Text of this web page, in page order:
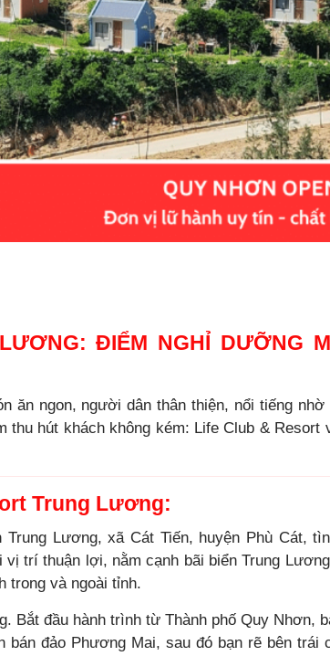
ĐIỂM NGHỈ DƯỠNG
ăn ngon, người dân thân thiện, nổi tiếng nhờ
hút khách không kém: Life Club & Resort
Trung Lương:
Lương, xã Cát Tiến, huyện Phù Cát,
trí thuận lợi, nằm cạnh bãi biển Trung
trong và ngoài tỉnh.
Bắt đầu hành trình từ Thành phố Quy Nhơn,
bán đảo Phương Mai, sau đó bạn rẽ bên trái